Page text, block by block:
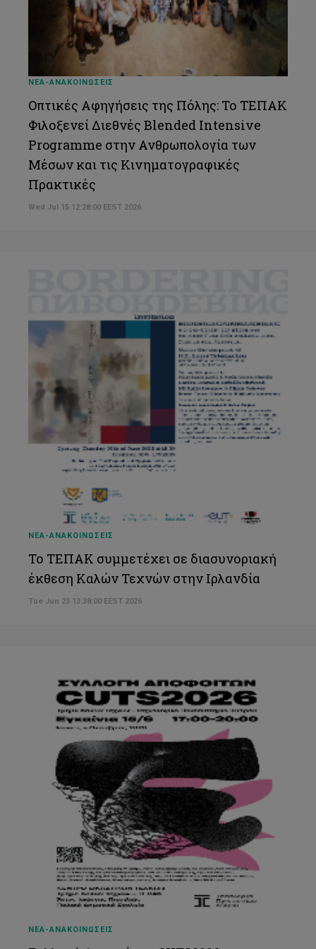
Παναγιώτης Δουκανάρης
Γιούλα Χατζηγεωργίου
Ευστράτιος Πανταζής
Ραφαέλλα Κωνσταντίνου
Κωνσταντίνος Αργιανάς
Γεώργιος Ε. Μάρκου
Μαρία Παπανικολάου
ΝΕΑ-ΑΝΑΚΟΙΝΩΣΕΙΣ
Οπτικές Αφηγήσεις της Πόλης: Το ΤΕΠΑΚ
Φιλοξενεί Διεθνές Blended Intensive
Programme στην Ανθρωπολογία των
Μέσων και τις Κινηματογραφικές
Πρακτικές
Wed Jul 15 12:28:00 EEST 2026
ΝΕΑ-ΑΝΑΚΟΙΝΩΣΕΙΣ
Το ΤΕΠΑΚ συμμετέχει σε διασυνοριακή
έκθεση Καλών Τεχνών στην Ιρλανδία
Tue Jun 23 13:38:00 EEST 2026
ΝΕΑ-ΑΝΑΚΟΙΝΩΣΕΙΣ